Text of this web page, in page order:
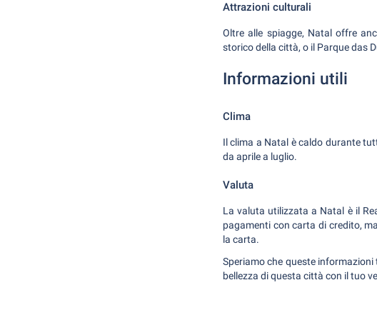
Attrazioni culturali
Oltre alle spiagge, Natal offre
storico della città, o il Parque das
Informazioni utili
Clima
Il clima a Natal è caldo durante
da aprile a luglio.
Valuta
La valuta utilizzata a Natal è il
pagamenti con carta di credito,
la carta.
Speriamo che queste
bellezza di questa città con il tuo